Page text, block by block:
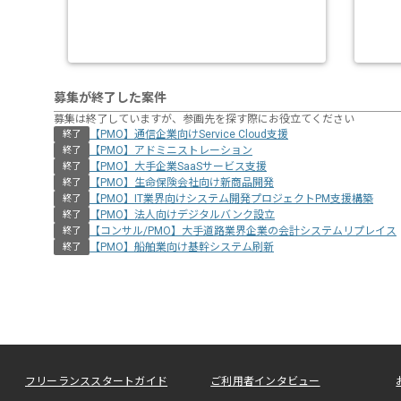
募集が終了した案件
募集は終了していますが、参画先を探す際にお役立てください
終了 【PMO】通信企業向けService Cloud支援
終了 【PMO】アドミニストレーション
終了 【PMO】大手企業SaaSサービス支援
終了 【PMO】生命保険会社向け新商品開発
終了 【PMO】IT業界向けシステム開発プロジェクトPM支援構築
終了 【PMO】法人向けデジタルバンク設立
終了 【コンサル/PMO】大手道路業界企業の会計システムリプレイス
終了 【PMO】船舶業向け基幹システム刷新
フリーランススタートガイド ご利用者インタビュー